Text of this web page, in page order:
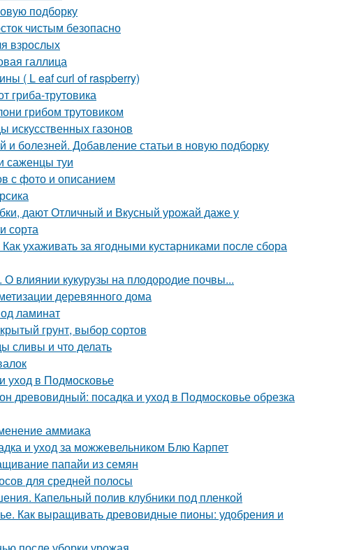
подборку
чистым безопасно
взрослых
галлица
( L eaf curl of raspberry)
гриба-трутовика
грибом трутовиком
искусственных газонов
и болезней. Добавление статьи в новую подборку
саженцы туи
с фото и описанием
дают Отличный и Вкусный урожай даже у
сорта
ухаживать за ягодными кустарниками после сбора
О влиянии кукурузы на плодородие почвы...
деревянного дома
ламинат
грунт, выбор сортов
сливы и что делать
уход в Подмосковье
посадка и уход в Подмосковье обрезка
аммиака
и уход за можжевельником Блю Карпет
папайи из семян
для средней полосы
Капельный полив клубники под пленкой
Как выращивать древовидные пионы: удобрения и